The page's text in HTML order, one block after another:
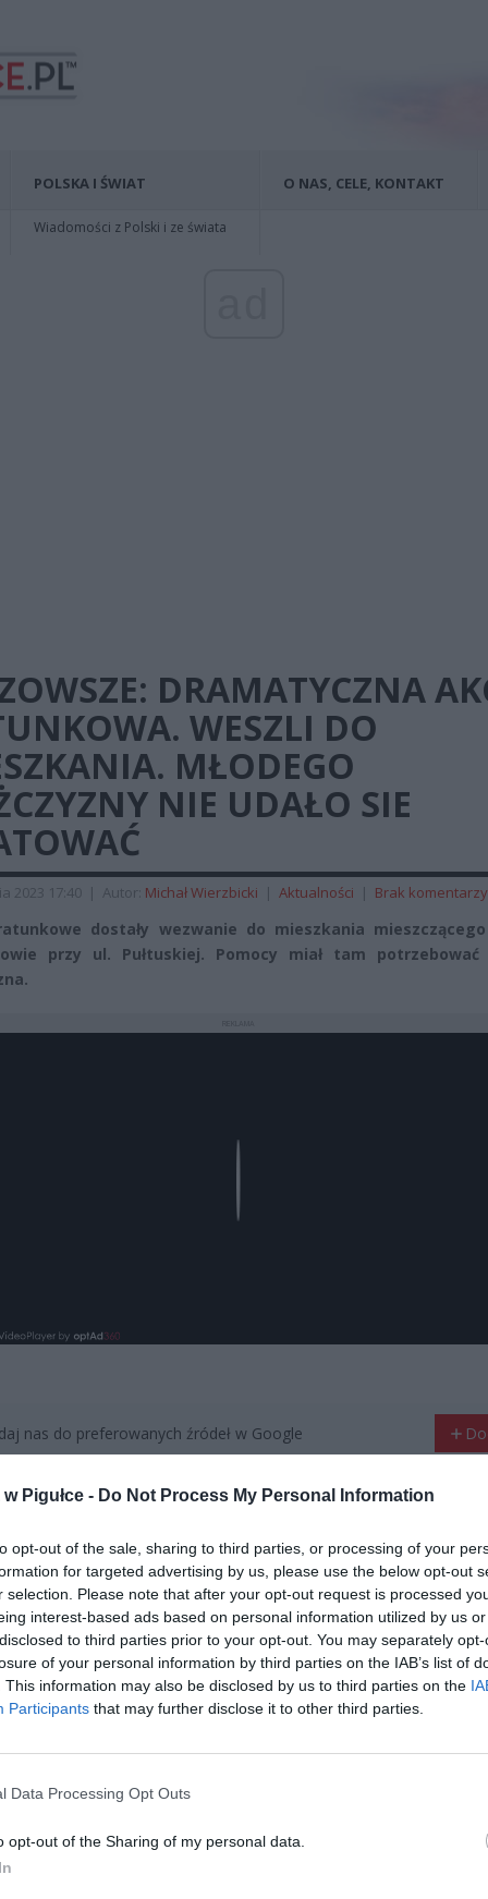
Pigułce - Do Not Process My Personal Information
opt-out of the sale, sharing to third parties, or processing of your
for targeted advertising by us, please use the below opt-out
selection. Please note that after your opt-out request is processed
interest-based ads based on personal information utilized by us
to third parties prior to your opt-out. You may separately
of your personal information by third parties on the IAB’s list of
This information may also be disclosed by us to third parties on the
Participants that may further disclose it to other third parties.
Data Processing Opt Outs
opt-out of the Sharing of my personal data.
POLSKA I ŚWIAT
Wiadomości z Polski i ze świata
O NAS, CELE, KONTAKT
DRAMATYCZNA
WESZLI DO
MŁODEGO
NIE UDAŁO SIE
2023 17:40 | Autor: Michał Wierzbicki | Aktualności | Brak komentarzy
ratunkowe dostały wezwanie do mieszkania
przy ul. Pułtuskiej. Pomocy miał tam potrzebować
nas do preferowanych źródeł w Google
Fot. Shutterstock